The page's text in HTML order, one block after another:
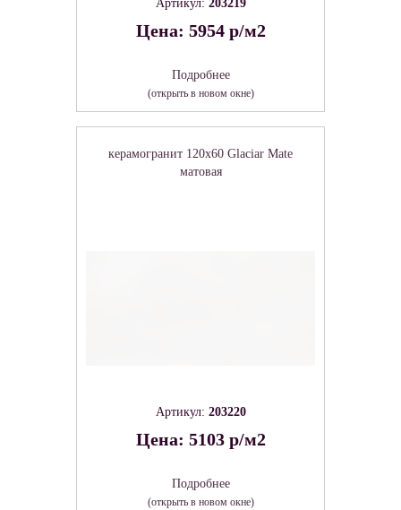
Артикул: 203219
Цена: 5954 р/м2
Подробнее
(открыть в новом окне)
керамогранит 120x60 Glaciar Mate
матовая
Артикул: 203220
Цена: 5103 р/м2
Подробнее
(открыть в новом окне)